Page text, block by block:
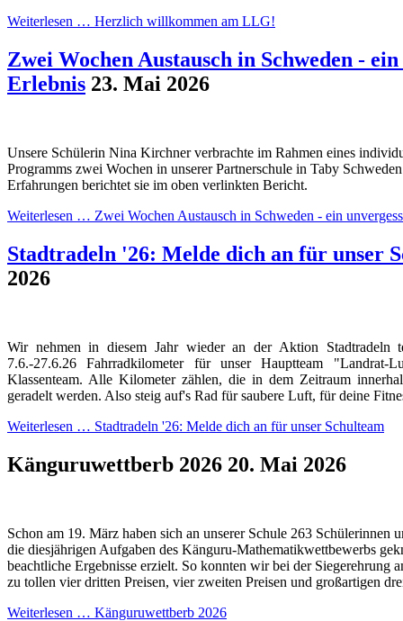
Weiterlesen … Herzlich willkommen am LLG!
Zwei Wochen Austausch in Schweden -
Erlebnis 23. Mai 2026
Unsere Schülerin Nina Kirchner verbrachte im Rahmen eines
Programms zwei Wochen in unserer Partnerschule in Taby
Erfahrungen berichtet sie im oben verlinkten Bericht.
Weiterlesen … Zwei Wochen Austausch in Schweden - ein
Stadtradeln '26: Melde dich an für unser
2026
Wir nehmen in diesem Jahr wieder an der Aktion Stadtradeln
7.6.-27.6.26 Fahrradkilometer für unser Hauptteam
Klassenteam. Alle Kilometer zählen, die in dem Zeitraum
geradelt werden. Also steig auf's Rad für saubere Luft, für deine
Weiterlesen … Stadtradeln '26: Melde dich an für unser Schulteam
Känguruwettberb 2026 20. Mai 2026
Schon am 19. März haben sich an unserer Schule 263 Schülerinnen
die diesjährigen Aufgaben des Känguru-Mathematikwettbewerbs
beachtliche Ergebnisse erzielt. So konnten wir bei der Siegerehrung
zu tollen vier dritten Preisen, vier zweiten Preisen und großartigen
Weiterlesen … Känguruwettberb 2026